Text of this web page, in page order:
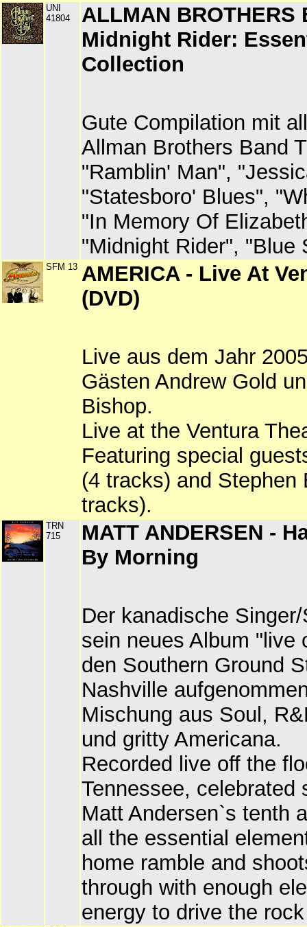
UNI
41804
ALLMAN BROTHERS
Midnight Rider:
Collection
Gute Compilation mit
Allman Brothers Band
"Ramblin' Man",
"Statesboro' Blues",
"In Memory Of
"Midnight Rider", "Blue
SFM 13 AMERICA - Live At
(DVD)
Live aus dem Jahr
Gästen Andrew Gold
Bishop.
Live at the Ventura
Featuring special
(4 tracks) and Stephen
tracks).
TRN
715
MATT ANDERSEN -
By Morning
Der kanadische
sein neues Album "live
den Southern Ground
Nashville
Mischung aus Soul,
und gritty Americana.
Recorded live off the
Tennessee, celebrated
Matt Andersen`s tenth
all the essential
home ramble and
through with enough
energy to drive the